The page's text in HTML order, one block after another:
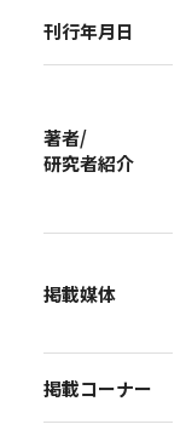
刊行年月日
著者/
研究者紹介
掲載媒体
掲載コーナー